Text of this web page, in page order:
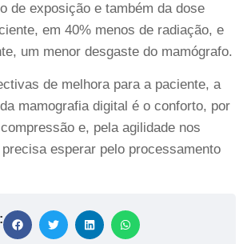
de exposição e também da dose
em 40% menos de radiação, e
um menor desgaste do mamógrafo.
de melhora para a paciente, a
mamografia digital é o conforto, por
e, pela agilidade nos
esperar pelo processamento